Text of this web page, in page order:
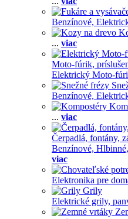
Benzínové,
... viac
Moto-fúrik,
Elektrický Moto-
Benzínové,
... viac
Čerpadlá, fontány,
Benzínové, Hlbinné,
viac
Elektronika pre
Grily
Elektrické grily,